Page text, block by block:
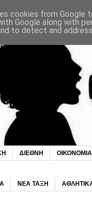
ΔΙΕΘΝΗ ΟΙΚΟΝΟΜΙΑ
ΝΕΑ ΤΑΞΗ
cookies from Google
Google along with
to detect and